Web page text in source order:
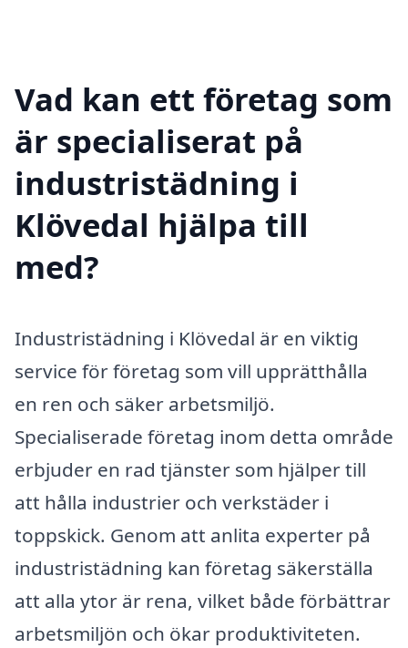
Vad kan ett företag som
är specialiserat på
industristädning i
Klövedal hjälpa till
med?
Industristädning i Klövedal är en viktig
service för företag som vill upprätthålla
en ren och säker arbetsmiljö.
Specialiserade företag inom detta område
erbjuder en rad tjänster som hjälper till
att hålla industrier och verkstäder i
toppskick. Genom att anlita experter på
industristädning kan företag säkerställa
att alla ytor är rena, vilket både förbättrar
arbetsmiljön och ökar produktiviteten.